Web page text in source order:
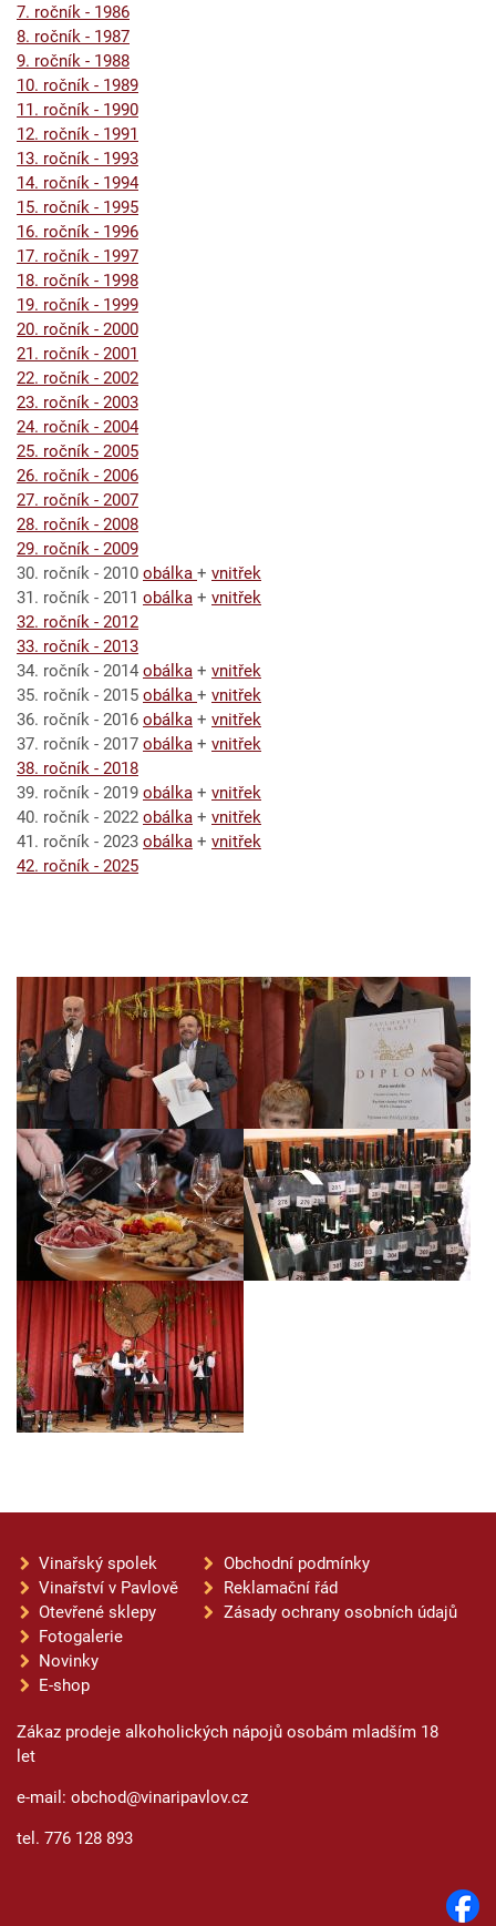
7. ročník - 1986
8. ročník - 1987
9. ročník - 1988
10. ročník - 1989
11. ročník - 1990
12. ročník - 1991
13. ročník - 1993
14. ročník - 1994
15. ročník - 1995
16. ročník - 1996
17. ročník - 1997
18. ročník - 1998
19. ročník - 1999
20. ročník - 2000
21. ročník - 2001
22. ročník - 2002
23. ročník - 2003
24. ročník - 2004
25. ročník - 2005
26. ročník - 2006
27. ročník - 2007
28. ročník - 2008
29. ročník - 2009
30. ročník - 2010 obálka + vnitřek
31. ročník - 2011 obálka + vnitřek
32. ročník - 2012
33. ročník - 2013
34. ročník - 2014 obálka + vnitřek
35. ročník - 2015 obálka + vnitřek
36. ročník - 2016 obálka + vnitřek
37. ročník - 2017 obálka + vnitřek
38. ročník - 2018
39. ročník - 2019 obálka + vnitřek
40. ročník - 2022 obálka + vnitřek
41. ročník - 2023 obálka + vnitřek
42. ročník - 2025
Vinařský spolek
Vinařství v Pavlově
Otevřené sklepy
Fotogalerie
Novinky
E-shop
Obchodní podmínky
Reklamační řád
Zásady ochrany osobních údajů
Zákaz prodeje alkoholických nápojů osobám mladším 18
let
e-mail: obchod@vinaripavlov.cz
tel. 776 128 893